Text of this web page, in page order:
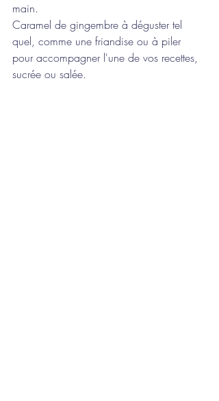
main.
Caramel de gingembre à déguster tel
quel, comme une friandise ou à piler
pour accompagner l'une de vos recettes,
sucrée ou salée.